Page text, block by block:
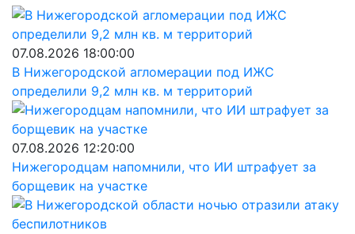
07.08.2026 18:00:00
В Нижегородской агломерации под ИЖС
определили 9,2 млн кв. м территорий
07.08.2026 12:20:00
Нижегородцам напомнили, что ИИ штрафует за
борщевик на участке